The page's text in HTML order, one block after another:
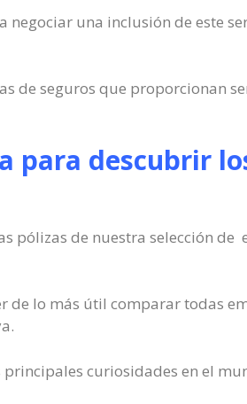
una inclusión de este
de seguros que proporcionan
para descubrir
pólizas de nuestra selección de
de lo más útil comparar todas
curiosidades en el